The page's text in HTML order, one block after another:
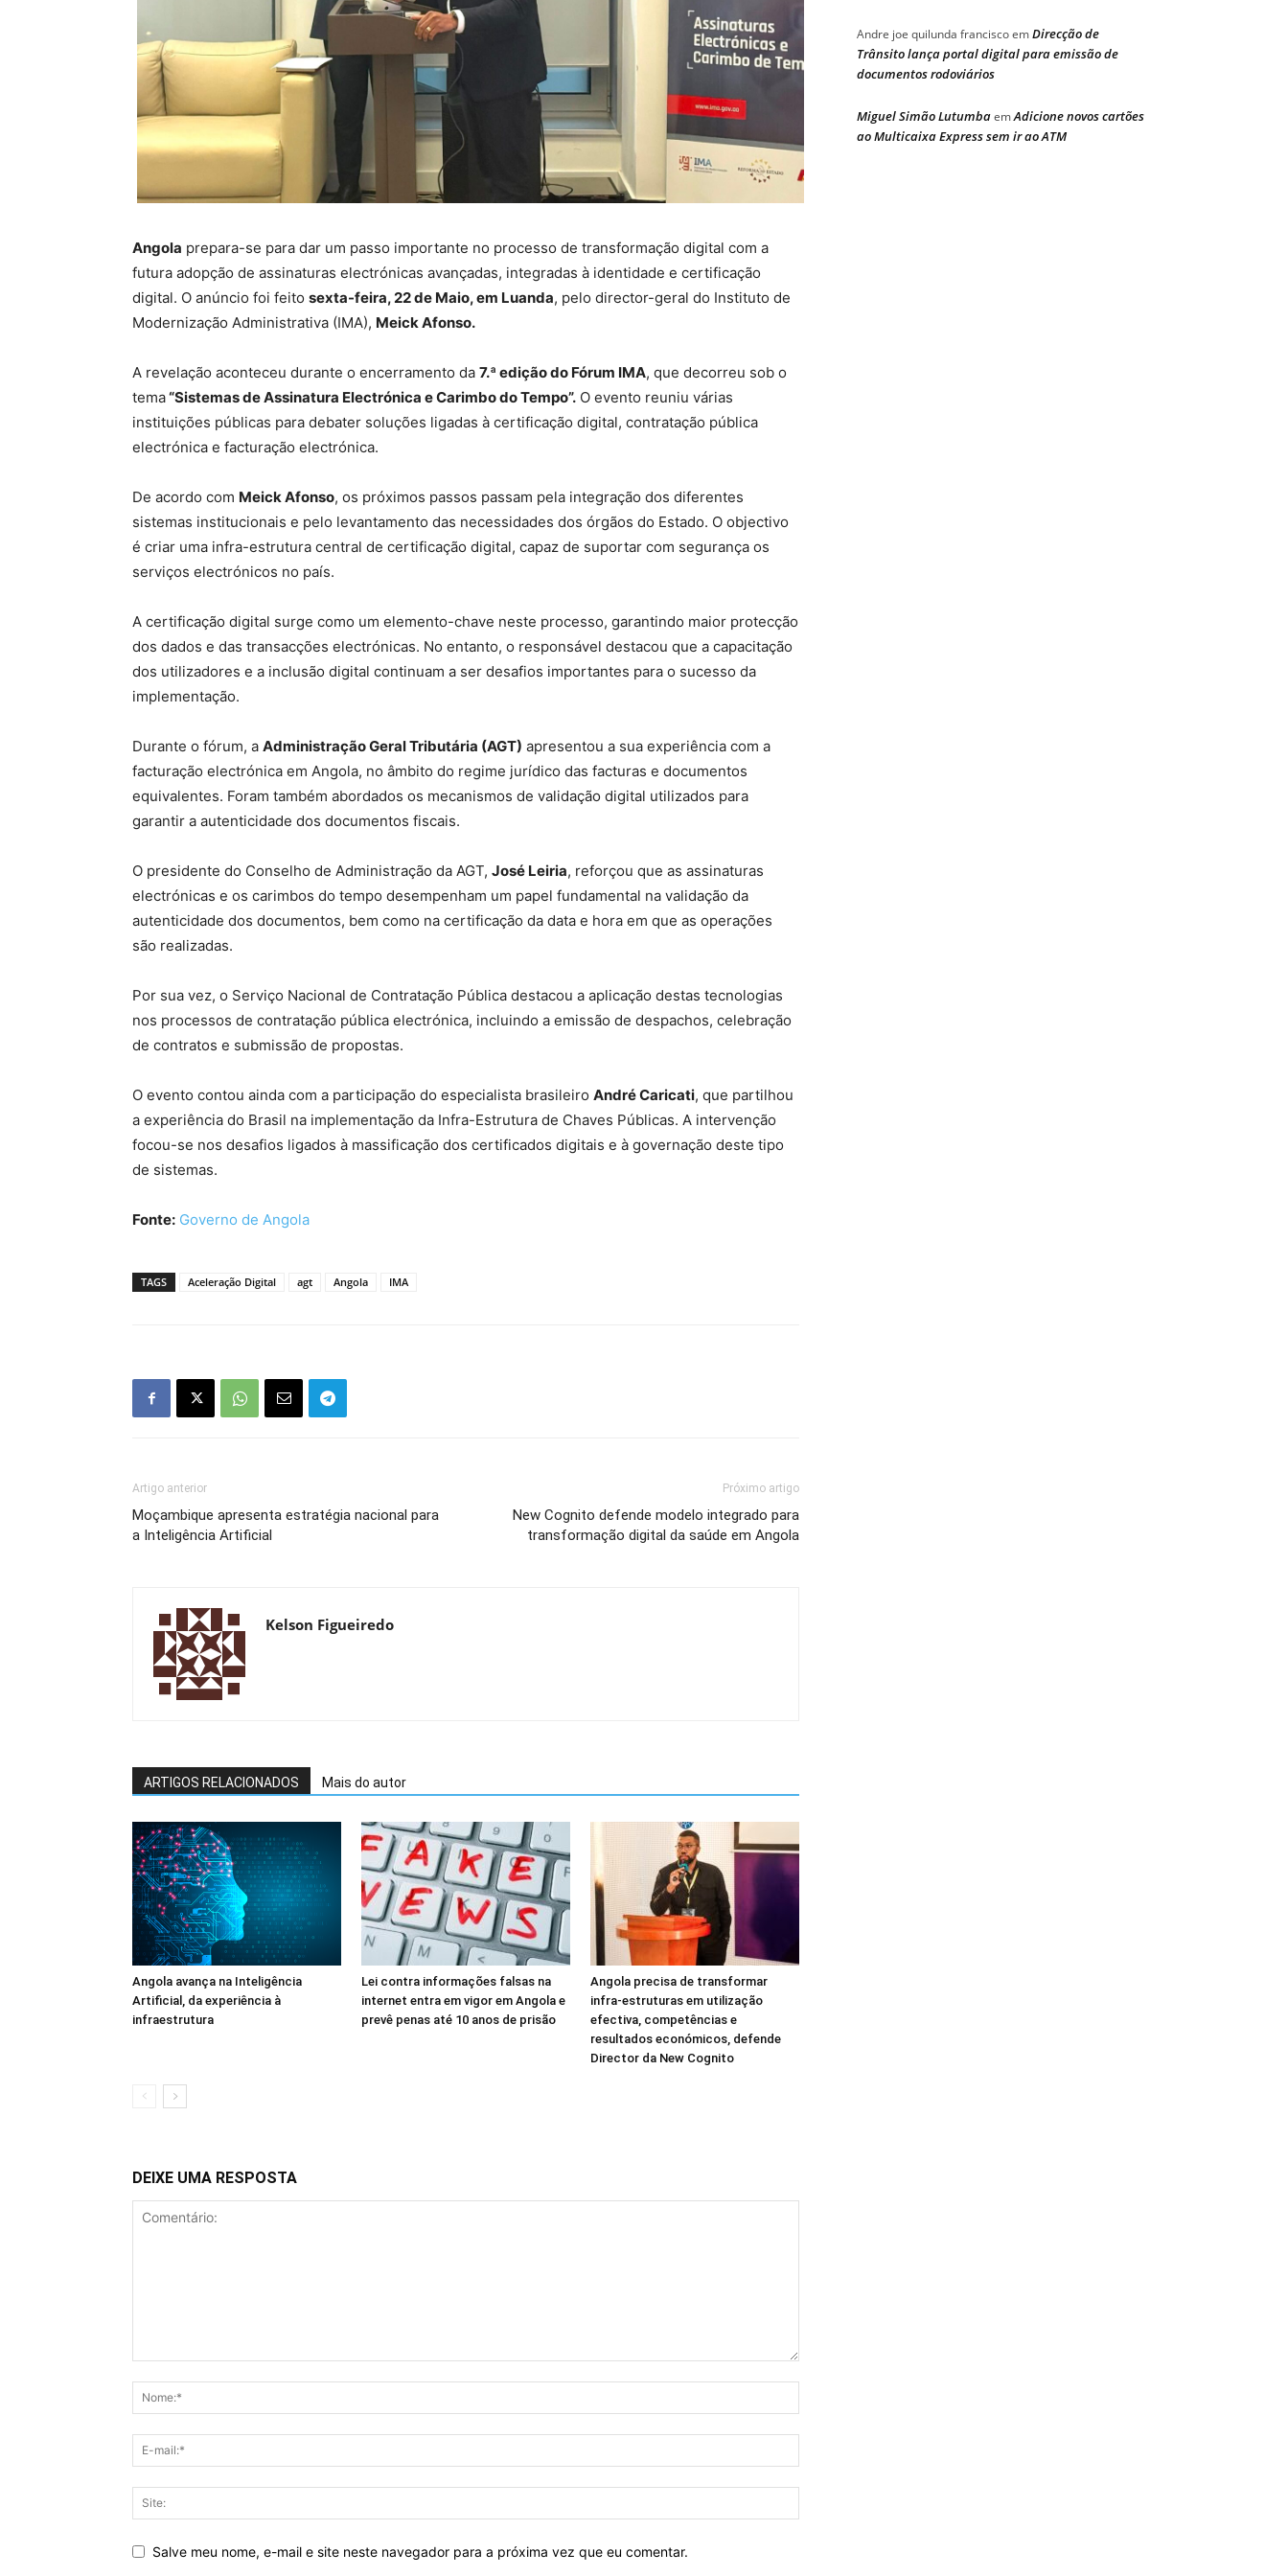
Angola prepara-se para dar um passo importante no processo de transformação digital com a
futura adopção de assinaturas electrónicas avançadas, integradas à identidade e certificação
digital. O anúncio foi feito sexta-feira, 22 de Maio, em Luanda, pelo director-geral do Instituto de
Modernização Administrativa (IMA), Meick Afonso.
A revelação aconteceu durante o encerramento da 7.ª edição do Fórum IMA, que decorreu sob o
tema“Sistemas de Assinatura Electrónica e Carimbo do Tempo”. O evento reuniu várias
instituições públicas para debater soluções ligadas à certificação digital, contratação pública
electrónica e facturação electrónica.
De acordo com Meick Afonso, os próximos passos passam pela integração dos diferentes
sistemas institucionais e pelo levantamento das necessidades dos órgãos do Estado. O objectivo
é criar uma infra-estrutura central de certificação digital, capaz de suportar com segurança os
serviços electrónicos no país.
A certificação digital surge como um elemento-chave neste processo, garantindo maior protecção
dos dados e das transacções electrónicas. No entanto, o responsável destacou que a capacitação
dos utilizadores e a inclusão digital continuam a ser desafios importantes para o sucesso da
implementação.
Durante o fórum, a Administração Geral Tributária (AGT) apresentou a sua experiência com a
facturação electrónica em Angola, no âmbito do regime jurídico das facturas e documentos
equivalentes. Foram também abordados os mecanismos de validação digital utilizados para
garantir a autenticidade dos documentos fiscais.
O presidente do Conselho de Administração da AGT, José Leiria, reforçou que as assinaturas
electrónicas e os carimbos do tempo desempenham um papel fundamental na validação da
autenticidade dos documentos, bem como na certificação da data e hora em que as operações
são realizadas.
Por sua vez, o Serviço Nacional de Contratação Pública destacou a aplicação destas tecnologias
nos processos de contratação pública electrónica, incluindo a emissão de despachos, celebração
de contratos e submissão de propostas.
O evento contou ainda com a participação do especialista brasileiro André Caricati, que partilhou
a experiência do Brasil na implementação da Infra-Estrutura de Chaves Públicas. A intervenção
focou-se nos desafios ligados à massificação dos certificados digitais e à governação deste tipo
de sistemas.
Fonte: Governo de Angola
TAGS Aceleração Digital agt Angola IMA
Artigo anterior
Moçambique apresenta estratégia nacional para
a Inteligência Artificial
Próximo artigo
New Cognito defende modelo integrado para
transformação digital da saúde em Angola
Kelson Figueiredo
ARTIGOS RELACIONADOS Mais do autor
Angola avança na Inteligência
Artificial, da experiência à
infraestrutura
Lei contra informações falsas na
internet entra em vigor em Angola e
prevê penas até 10 anos de prisão
Angola precisa de transformar
infra-estruturas em utilização
efectiva, competências e
resultados económicos, defende
Director da New Cognito
DEIXE UMA RESPOSTA
Salve meu nome, e-mail e site neste navegador para a próxima vez que eu comentar.
Andre joe quilunda franciscoemDirecção de
Trânsito lança portal digital para emissão de
documentos rodoviários
Miguel Simão LutumbaemAdicione novos cartões
ao Multicaixa Express sem ir ao ATM